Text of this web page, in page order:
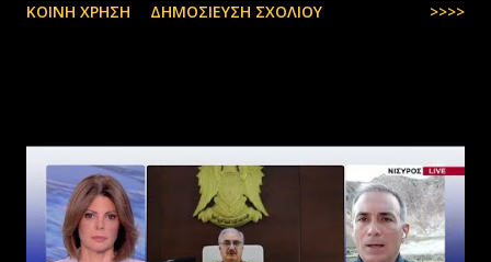
ΚΟΙΝΉ ΧΡΉΣΗ ΔΗΜΟΣΊΕΥΣΗ ΣΧΟΛΊΟΥ >>>>